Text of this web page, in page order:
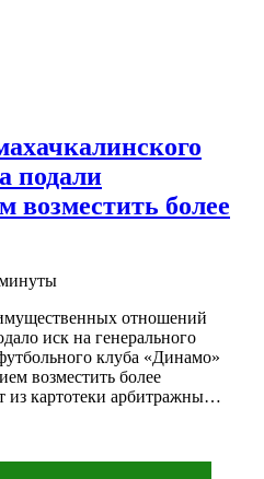
подали
возместить более
отношений
иск на генерального
клуба «Динамо»
возместить более
из картотеки арбитражны…